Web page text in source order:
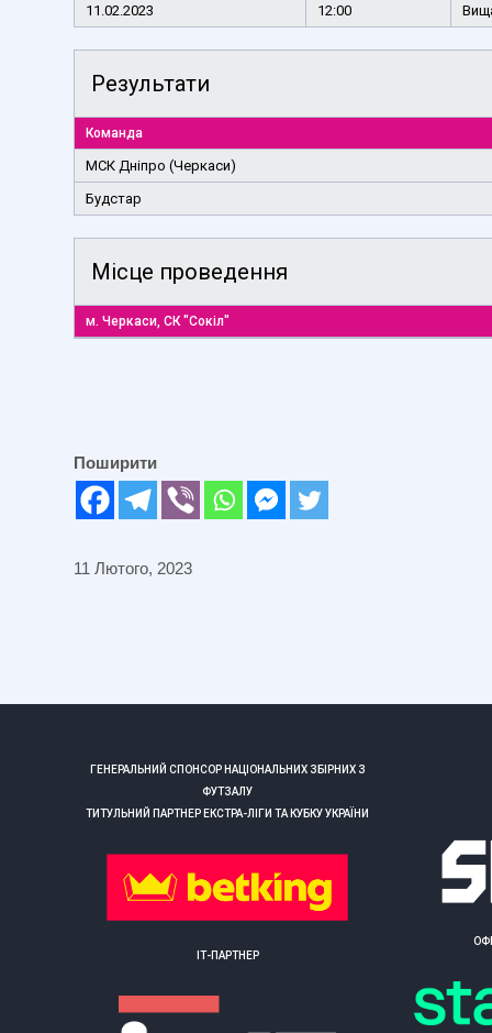
11.02.2023 12:00
Результати
Команда
МСК Дніпро (Черкаси)
Будстар
Місце проведення
м. Черкаси, СК "Сокіл"
Поширити
11 Лютого, 2023
ГЕНЕРАЛЬНИЙ СПОНСОР НАЦІОНАЛЬНИХ ЗБІРНИХ З
ФУТЗАЛУ
ТИТУЛЬНИЙ ПАРТНЕР ЕКСТРА-ЛІГИ ТА КУБКУ УКРАЇНИ
ІТ-ПАРТНЕР